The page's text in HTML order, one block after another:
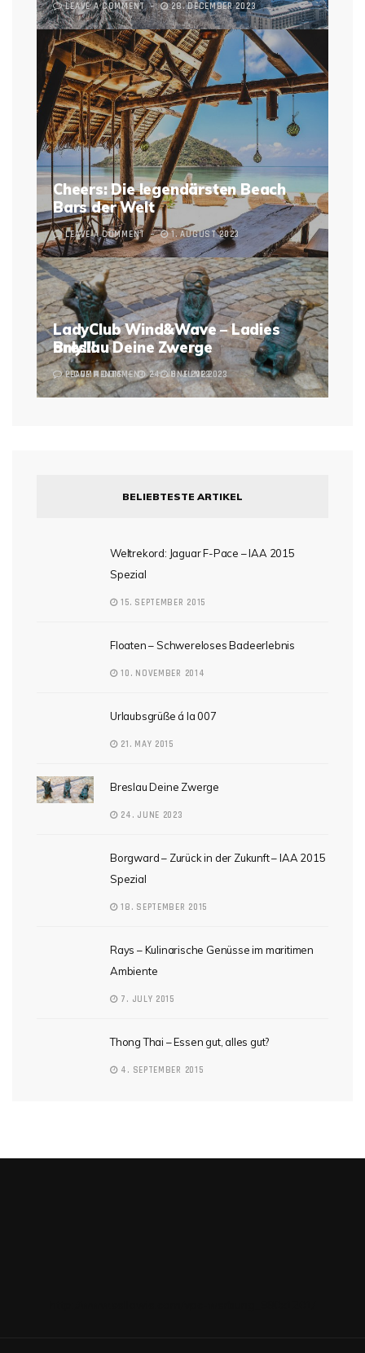
LEAVE A COMMENT 28. DECEMBER 2023
Cheers: Die legendärsten Beach
Bars der Welt
LEAVE A COMMENT 1. AUGUST 2023
Breslau Deine Zwerge
2 COMMENTS 24. JUNE 2023
LadyClub Wind&Wave – Ladies
only!!!
LEAVE A COMMENT 6. JUNE 2023
BELIEBTESTE ARTIKEL
Weltrekord: Jaguar F-Pace – IAA 2015
Spezial
15. SEPTEMBER 2015
Floaten – Schwereloses Badeerlebnis
10. NOVEMBER 2014
Urlaubsgrüße á la 007
21. MAY 2015
Breslau Deine Zwerge
24. JUNE 2023
Borgward – Zurück in der Zukunft – IAA 2015
Spezial
18. SEPTEMBER 2015
Rays – Kulinarische Genüsse im maritimen
Ambiente
7. JULY 2015
Thong Thai – Essen gut, alles gut?
4. SEPTEMBER 2015